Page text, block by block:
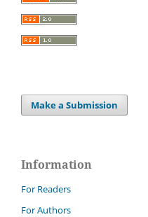
Make a Submission
Information
For Readers
For Authors